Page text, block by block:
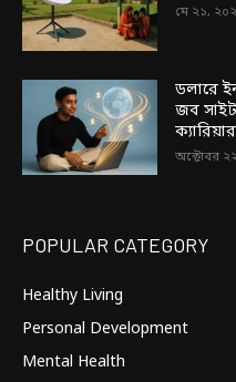
মে ২১,
ডলারে
জব
অক্টোবর
POPULAR CATEGORY
Healthy Living
Personal Development
Mental Health